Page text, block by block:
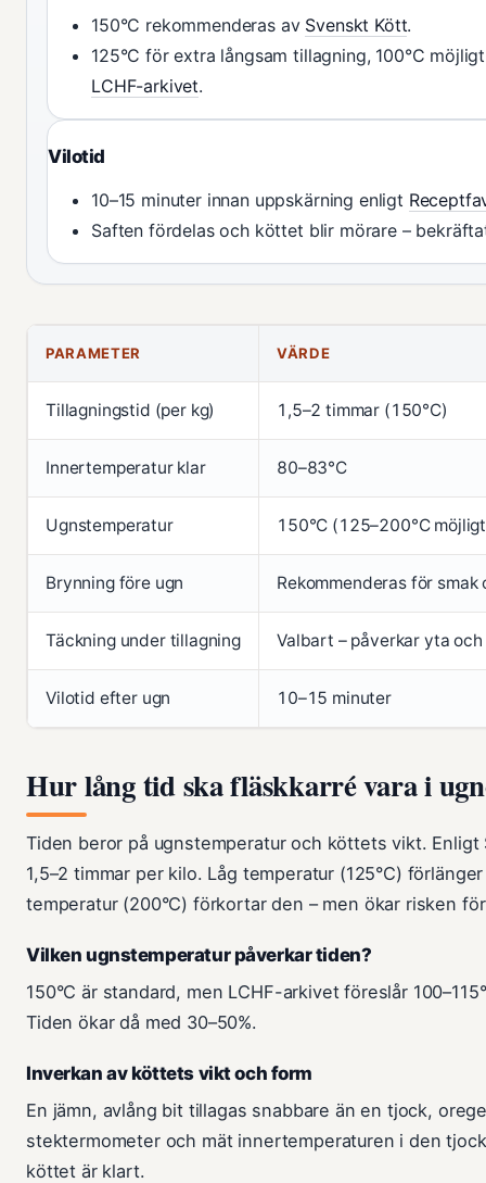
150°C rekommenderas av Svenskt Kött.
125°C för extra långsam tillagning, 100°C
LCHF-arkivet.
Vilotid
10–15 minuter innan uppskärning enligt
Saften fördelas och köttet blir mörare –
PARAMETER VÄRDE
Tillagningstid (per kg) 1,5–2 timmar (150°C)
Innertemperatur klar 80–83°C
Ugnstemperatur 150°C (125–200°C
Brynning före ugn Rekommenderas för smak
Täckning under tillagning Valbart – påverkar yta
Vilotid efter ugn 10–15 minuter
Hur lång tid ska fläskkarré vara i
Tiden beror på ugnstemperatur och köttets vikt. Enligt
1,5–2 timmar per kilo. Låg temperatur (125°C)
temperatur (200°C) förkortar den – men ökar risken
Vilken ugnstemperatur påverkar tiden?
150°C är standard, men LCHF-arkivet föreslår
Tiden ökar då med 30–50%.
Inverkan av köttets vikt och form
En jämn, avlång bit tillagas snabbare än en tjock,
stektermometer och mät innertemperaturen i den
köttet är klart.